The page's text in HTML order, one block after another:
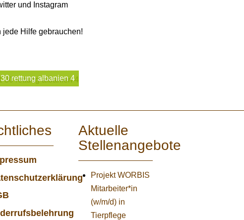
und Instagram
Hilfe gebrauchen!
rettung albanien 4
Aktuelle
Stellenangebote
Projekt WORBIS
Mitarbeiter*in
(w/m/d) in
Tierpflege